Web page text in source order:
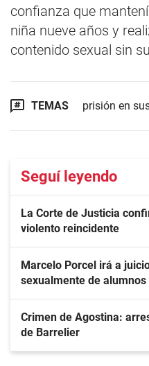
confianza que
niña nueve años y
contenido sexual sin
TEMAS prisión en
Seguí leyendo
La Corte de Justicia
violento reincidente
Marcelo Porcel irá a
sexualmente de alumnos
Crimen de Agostina:
de Barrelier